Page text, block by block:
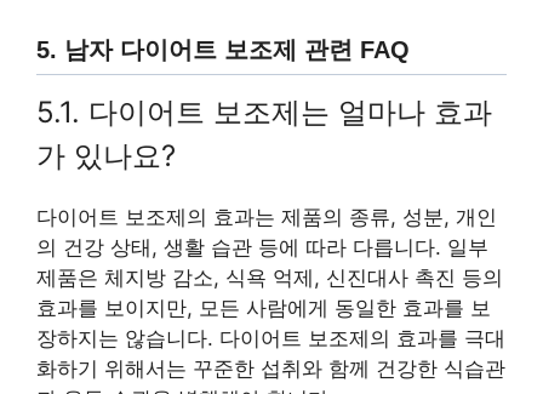
5. 남자 다이어트 보조제 관련 FAQ
5.1. 다이어트 보조제는 얼마나 효과
가 있나요?
다이어트 보조제의 효과는 제품의 종류, 성분, 개인
의 건강 상태, 생활 습관 등에 따라 다릅니다. 일부
제품은 체지방 감소, 식욕 억제, 신진대사 촉진 등의
효과를 보이지만, 모든 사람에게 동일한 효과를 보
장하지는 않습니다. 다이어트 보조제의 효과를 극대
화하기 위해서는 꾸준한 섭취와 함께 건강한 식습관